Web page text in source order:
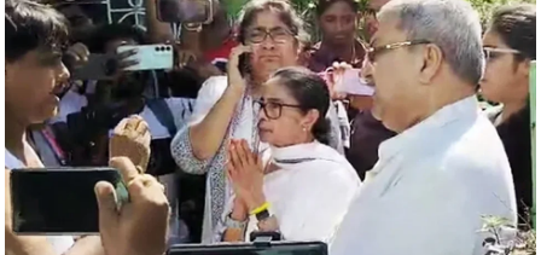
न
स्थ
ल
फि
ट
ने
मं